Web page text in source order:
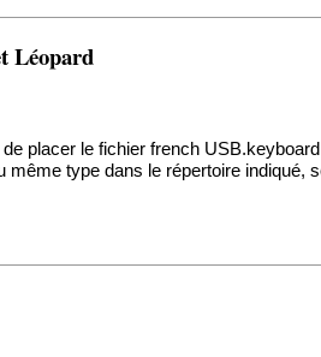
Léopard
placer le fichier french
type dans le répertoire